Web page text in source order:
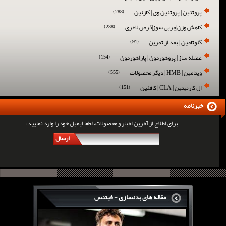
پروتئین | پروتئین وی | کازئین (288)
کاهش وزن|چربی سوز|قرص لاغری (238)
گلوتامین | بعد از تمرین (91)
عضله ساز | پروهورمون | پاراهورمون (154)
ویتامین | HMB | دیگر محصولات (555)
ال کارنیتین | CLA | کافئین (151)
برای اطلاع از آخرین اخبار و محصولات، لطفا ایمیل خود را وارد نمایید :
ارسال
خبرنامه
مقاله های بدنسازی - فیتنس